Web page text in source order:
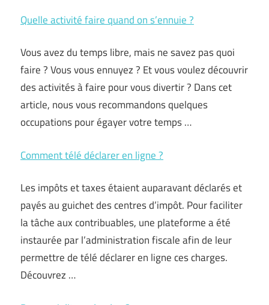
Quelle activité faire quand on s’ennuie ?
Vous avez du temps libre, mais ne savez pas quoi
faire ? Vous vous ennuyez ? Et vous voulez découvrir
des activités à faire pour vous divertir ? Dans cet
article, nous vous recommandons quelques
occupations pour égayer votre temps …
Comment télé déclarer en ligne ?
Les impôts et taxes étaient auparavant déclarés et
payés au guichet des centres d’impôt. Pour faciliter
la tâche aux contribuables, une plateforme a été
instaurée par l’administration fiscale afin de leur
permettre de télé déclarer en ligne ces charges.
Découvrez …